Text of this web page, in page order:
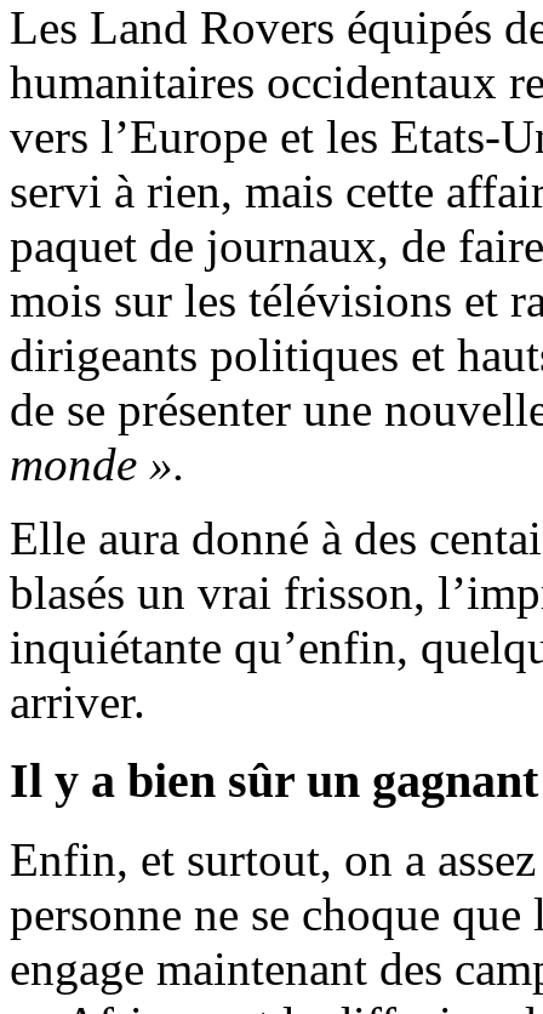
Les Land Rovers équipés
humanitaires occidentaux
vers l’Europe et les Etats-
servi à rien, mais cette
paquet de journaux, de
mois sur les télévisions et
dirigeants politiques et
de se présenter une
monde ».
Elle aura donné à des
blasés un vrai frisson,
inquiétante qu’enfin,
arriver.
Il y a bien sûr un gagnant
Enfin, et surtout, on a
personne ne se choque
engage maintenant des